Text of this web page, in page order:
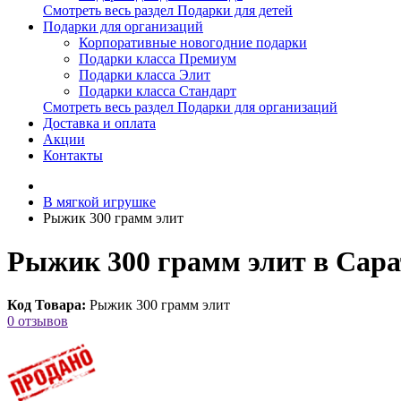
Смотреть весь раздел Подарки для детей
Подарки для организаций
Корпоративные новогодние подарки
Подарки класса Премиум
Подарки класса Элит
Подарки класса Стандарт
Смотреть весь раздел Подарки для организаций
Доставка и оплата
Акции
Контакты
В мягкой игрушке
Рыжик 300 грамм элит
Рыжик 300 грамм элит в
Код Товара: Рыжик 300 грамм элит
0 отзывов